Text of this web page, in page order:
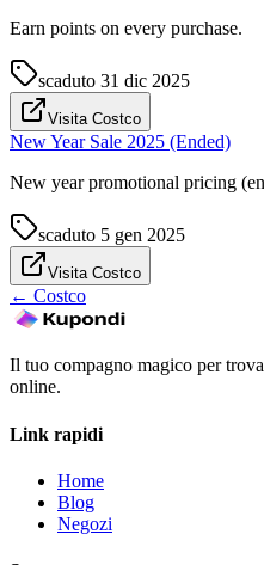
Earn points on every purchase.
scaduto 31 dic 2025
Visita Costco
New Year Sale 2025 (Ended)
New year promotional pricing
scaduto 5 gen 2025
Visita Costco
← Costco
Il tuo compagno magico per
online.
Link rapidi
Home
Blog
Negozi